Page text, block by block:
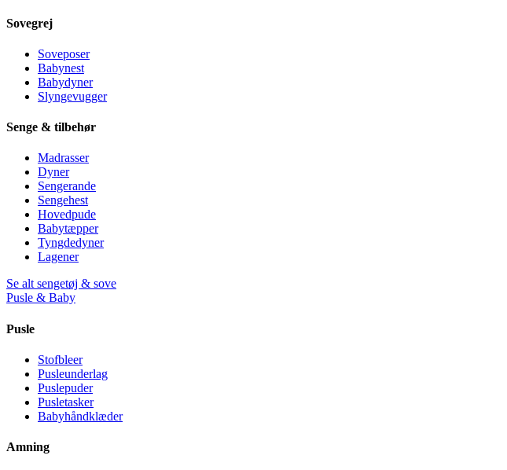
Sovegrej
Soveposer
Babynest
Babydyner
Slyngevugger
Senge & tilbehør
Madrasser
Dyner
Sengerande
Sengehest
Hovedpude
Babytæpper
Tyngdedyner
Lagener
Se alt sengetøj & sove
Pusle & Baby
Pusle
Stofbleer
Pusleunderlag
Puslepuder
Pusletasker
Babyhåndklæder
Amning